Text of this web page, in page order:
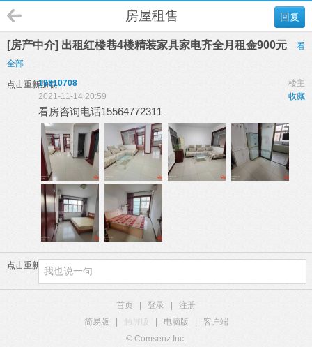
回复
房屋租售
[房产中介] 出租红楼巷4楼精装家具家电齐全月租金900元
看
全部
点击重新加载 楼主
19810708
收藏
2021-11-14 20:59
看房咨询电话15564772311
点击重新加载
首页 登录
注册
简易版
电脑版
客户端
© Comsenz Inc.